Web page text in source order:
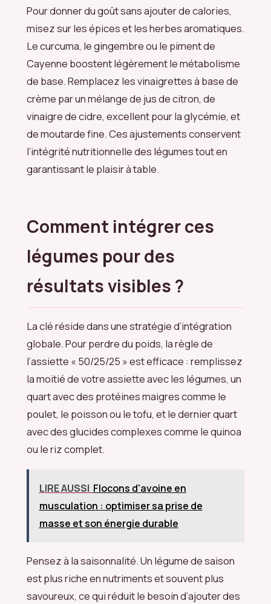
Pour donner du goût sans ajouter de calories,
misez sur les épices et les herbes aromatiques.
Le curcuma, le gingembre ou le piment de
Cayenne boostent légèrement le métabolisme
de base. Remplacez les vinaigrettes à base de
crème par un mélange de jus de citron, de
vinaigre de cidre, excellent pour la glycémie, et
de moutarde fine. Ces ajustements conservent
l’intégrité nutritionnelle des légumes tout en
garantissant le plaisir à table.
Comment intégrer ces
légumes pour des
résultats visibles ?
La clé réside dans une stratégie d’intégration
globale. Pour perdre du poids, la règle de
l’assiette « 50/25/25 » est efficace : remplissez
la moitié de votre assiette avec les légumes, un
quart avec des protéines maigres comme le
poulet, le poisson ou le tofu, et le dernier quart
avec des glucides complexes comme le quinoa
ou le riz complet.
LIRE AUSSI Flocons d'avoine en
musculation : optimiser sa prise de
masse et son énergie durable
Pensez à la saisonnalité. Un légume de saison
est plus riche en nutriments et souvent plus
savoureux, ce qui réduit le besoin d’ajouter des